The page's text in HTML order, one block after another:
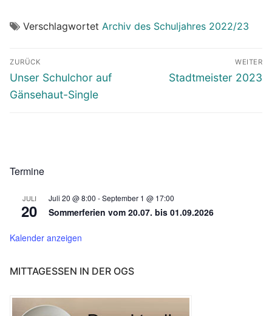
Verschlagwortet Archiv des Schuljahres 2022/23
Beitragsnavigation
ZURÜCK
Vorheriger
Beitrag:
Unser Schulchor auf
Gänsehaut-Single
WEITER
Nächster
Stadtmeister 2023
Termine
JULI
20
Juli 20 @ 8:00 -September 1 @ 17:00
Sommerferien vom 20.07. bis 01.09.2026
Kalender anzeigen
MITTAGESSEN IN DER OGS